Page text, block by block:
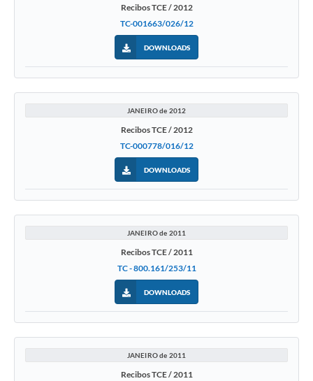
Recibos TCE / 2012
TC-001663/026/12
DOWNLOADS
JANEIRO de 2012
Recibos TCE / 2012
TC-000778/016/12
DOWNLOADS
JANEIRO de 2011
Recibos TCE / 2011
TC - 800.161/253/11
DOWNLOADS
JANEIRO de 2011
Recibos TCE / 2011